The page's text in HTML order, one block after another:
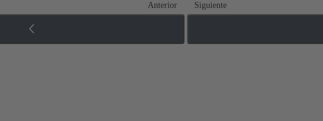
Anterior Siguiente